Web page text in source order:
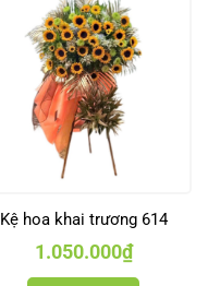
Kệ hoa khai trương 614
1.050.000₫